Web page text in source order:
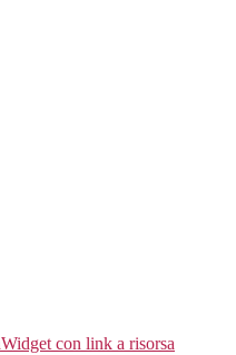
Widget con link a risorsa